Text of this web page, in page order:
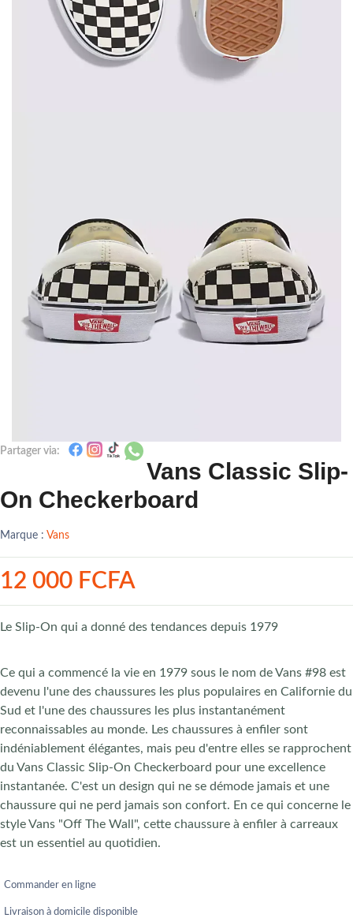
Partager via:
Vans Classic Slip-
On Checkerboard
Marque : Vans
12 000 FCFA
Le Slip-On qui a donné des tendances depuis 1979
Ce qui a commencé la vie en 1979 sous le nom de Vans #98 est
devenu l'une des chaussures les plus populaires en Californie du
Sud et l'une des chaussures les plus instantanément
reconnaissables au monde. Les chaussures à enfiler sont
indéniablement élégantes, mais peu d'entre elles se rapprochent
du Vans Classic Slip-On Checkerboard pour une excellence
instantanée. C'est un design qui ne se démode jamais et une
chaussure qui ne perd jamais son confort. En ce qui concerne le
style Vans "Off The Wall", cette chaussure à enfiler à carreaux
est un essentiel au quotidien.
Commander en ligne
Livraison à domicile disponible